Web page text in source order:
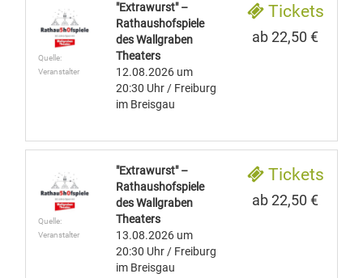
Quelle:
Veranstalter
"Extrawurst" –
Rathaushofspiele
des Wallgraben
Theaters
12.08.2026 um
20:30 Uhr / Freiburg
im Breisgau
Tickets
ab 22,50 €
Quelle:
Veranstalter
"Extrawurst" –
Rathaushofspiele
des Wallgraben
Theaters
13.08.2026 um
20:30 Uhr / Freiburg
im Breisgau
Tickets
ab 22,50 €